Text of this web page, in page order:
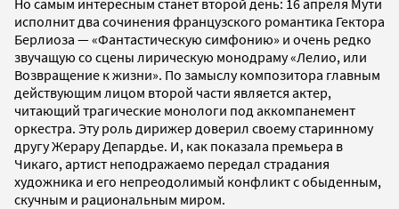
исполнит два сочинения французского романтика Гектора
Берлиоза — «Фантастическую симфонию» и очень редко
звучащую со сцены лирическую монодраму «Лелио, или
Возвращение к жизни». По замыслу композитора главным
действующим лицом второй части является актер,
читающий трагические монологи под аккомпанемент
оркестра. Эту роль дирижер доверил своему старинному
другу Жерару Депардье. И, как показала премьера в
Чикаго, артист неподражаемо передал страдания
художника и его непреодолимый конфликт с обыденным,
скучным и рациональным миром.